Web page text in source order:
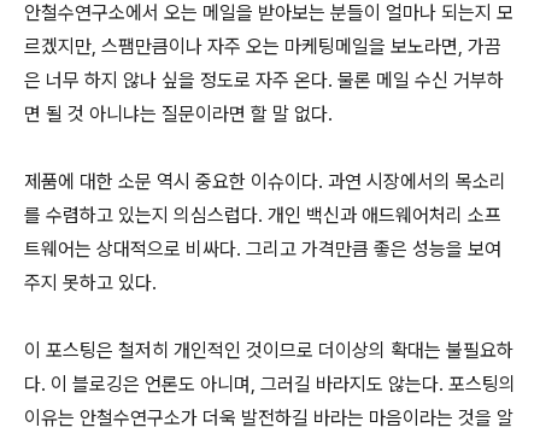
안철수연구소에서 오는 메일을 받아보는 분들이 얼마나 되는지 모
르겠지만, 스팸만큼이나 자주 오는 마케팅메일을 보노라면, 가끔
은 너무 하지 않나 싶을 정도로 자주 온다. 물론 메일 수신 거부하
면 될 것 아니냐는 질문이라면 할 말 없다.
제품에 대한 소문 역시 중요한 이슈이다. 과연 시장에서의 목소리
를 수렴하고 있는지 의심스럽다. 개인 백신과 애드웨어처리 소프
트웨어는 상대적으로 비싸다. 그리고 가격만큼 좋은 성능을 보여
주지 못하고 있다.
이 포스팅은 철저히 개인적인 것이므로 더이상의 확대는 불필요하
다. 이 블로깅은 언론도 아니며, 그러길 바라지도 않는다. 포스팅의
이유는 안철수연구소가 더욱 발전하길 바라는 마음이라는 것을 알